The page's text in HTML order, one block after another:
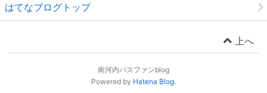
はてなブログトップ
上へ
南河内バスファンblog
Powered by Hatena Blog.